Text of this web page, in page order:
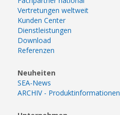
Vertretungen weltweit
Kunden Center
Dienstleistungen
Download
Referenzen
Neuheiten
SEA-News
ARCHIV - Produktinformationen